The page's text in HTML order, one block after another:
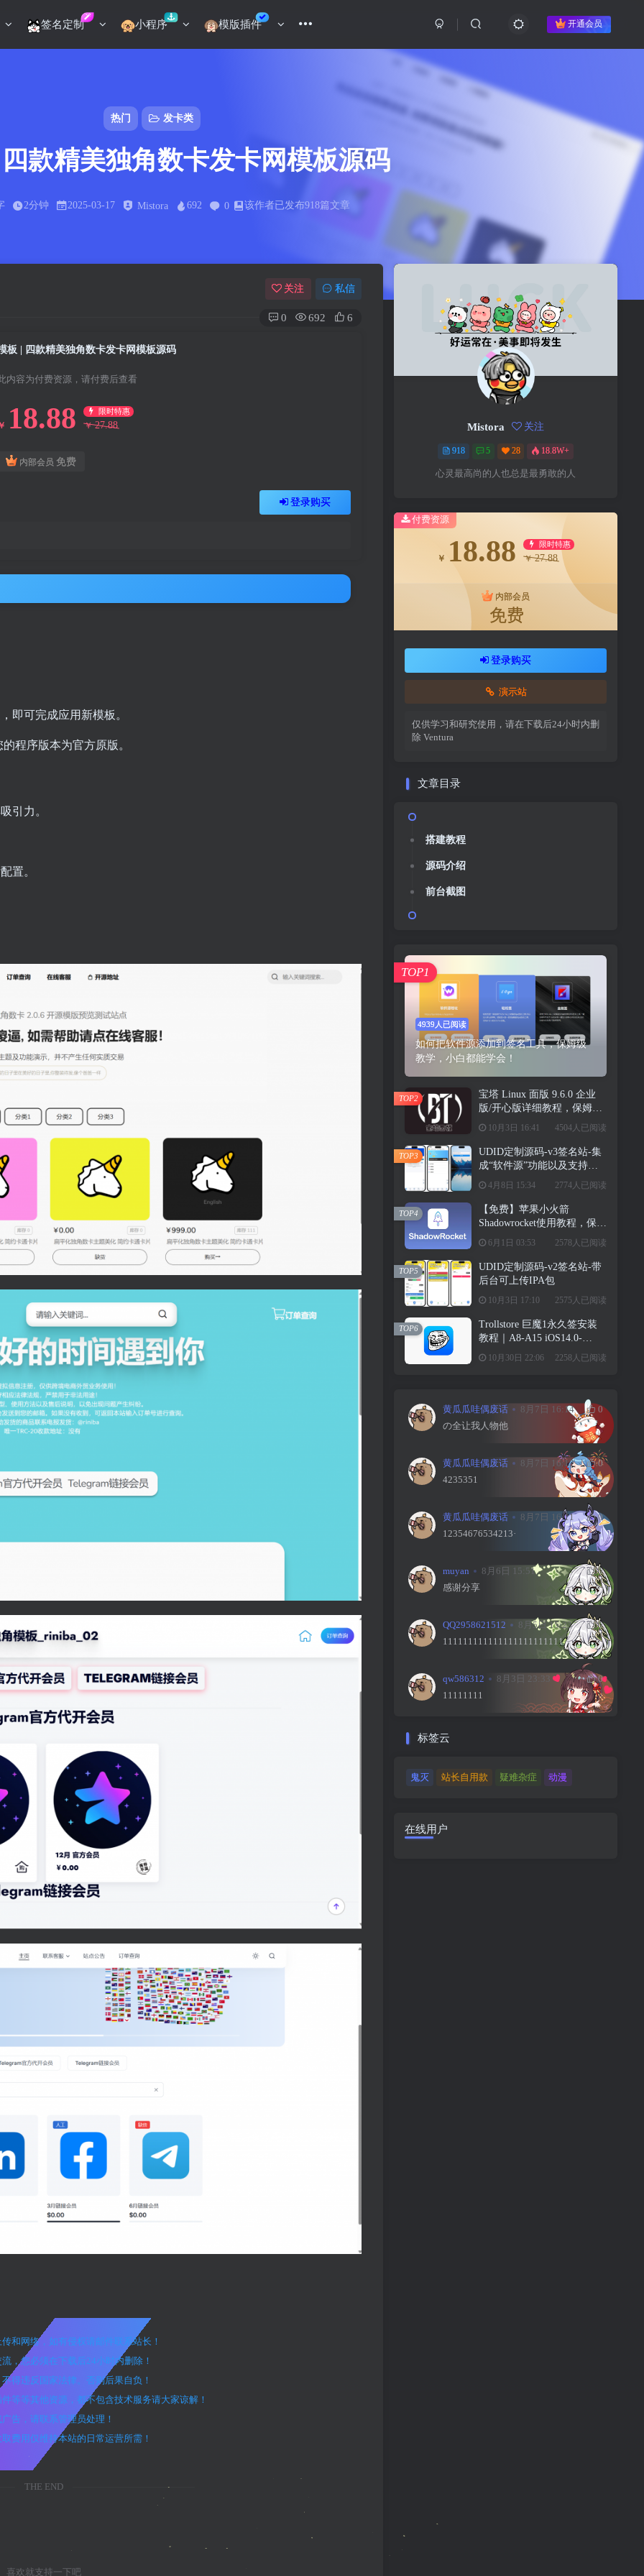
热门 发卡类
款精美独角数卡发卡网模板源码
2分钟 2025-03-17 Mistora 692 0 该作者已发布918篇文章
签名定制 小程序 模版插件 开通会员
关注 私信
0 692 6
板 | 四款精美独角数卡发卡网模板源码
内容为付费资源，请付费后查看
18.88 限时特惠
￥ 27.88
内部会员 免费
登录购买
即可完成应用新模板。
程序版本为官方原版。
引力。
置。
和网络，如有侵权请邮件联系站长！
，您必须在下载后24小时内删除！
得违反国家法律。否则后果自负！
等等其他资源，都不包含技术服务请大家谅解！
告，请联系管理员处理！
费用仅维持本站的日常运营所需！
THE END
喜欢就支持一下吧
Mistora 关注
918 5 28 18.8W+
心灵最高尚的人也总是最勇敢的人
付费资源
￥ 18.88 限时特惠
￥ 27.88
内部会员
免费
登录购买
演示站
仅供学习和研究使用，请在下载后24小时内删
除 Ventura
文章目录
搭建教程
源码介绍
前台截图
4939人已阅读
如何把软件源添加到签名工具，保姆级
教学，小白都能学会！
TOP1
宝塔 Linux 面版 9.6.0 企业
版/开心版详细教程，保姆级
10月3日 16:41 4504人已阅读
TOP2
UDID定制源码-v3签名站-集
成“软件源”功能以及支持上
4月8日 15:34 2774人已阅读
TOP3
【免费】苹果小火箭
Shadowrocket使用教程，保姆
级教学请勿用于违法行为！
6月1日 03:53 2578人已阅读
TOP4
UDID定制源码-v2签名站-带
后台可上传IPA包
10月3日 17:10 2575人已阅读
TOP5
Trollstore 巨魔1永久签安装
教程｜A8-A15 iOS14.0-
10月30日 22:06 2258人已阅读
TOP6
黄瓜瓜哇偶废话 8月7日 16:14
0
の全让我人物他
黄瓜瓜哇偶废话 8月7日 16:12
0
4235351
黄瓜瓜哇偶废话 8月7日 16:11
0
12354676534213·
muyan 8月6日 15:51
0
感谢分享
QQ2958621512 8月5日 15:23
0
111111111111111111111111
qw586312 8月3日 23:33
0
11111111
标签云
鬼灭 站长自用款 疑难杂症 动漫
在线用户